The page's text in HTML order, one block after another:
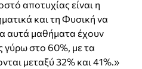
αποτυχίας είναι η
και τη Φυσική να
αυτά μαθήματα έχουν
στο 60%, με τα
μεταξύ 32% και 41%.»